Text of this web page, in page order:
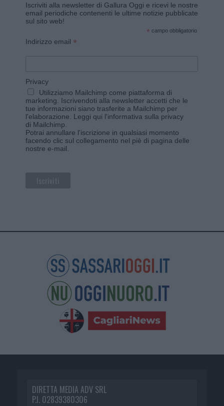
Iscriviti alla newsletter di Gallura Oggi e ricevi le nostre
email periodiche contenenti le ultime notizie pubblicate
sul sito web!
* campo obbligatorio
Indirizzo email *
Privacy
Utilizziamo Mailchimp come piattaforma di
marketing. Iscrivendoti alla newsletter accetti che le
tue informazioni siano trasferite a Mailchimp per
l'elaborazione. Leggi qui l'informativa sulla privacy
di Mailchimp
Potrai annullare l'iscrizione in qualsiasi momento
facendo clic sul collegamento nel piè di pagina delle
nostre e-mail.
DIRETTA MEDIA ADV SRL
P.I. 02839380306